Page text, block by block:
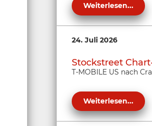
Weiterlesen...
24. Juli 2026
Stockstreet
T-MOBILE US nach
Weiterlesen...